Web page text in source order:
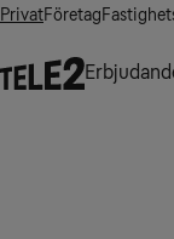
PrivatFöretag